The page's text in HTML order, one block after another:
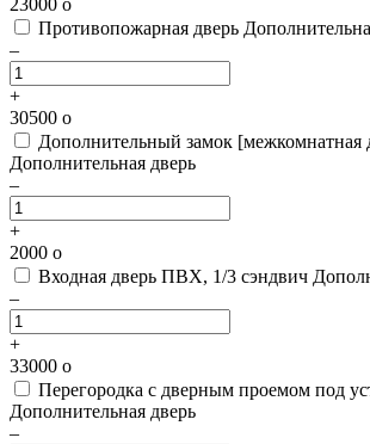
Противопожарная дверь
–
+
30500 o
Дополнительный замок [межкомнатная
Дополнительная дверь
–
+
2000 o
Входная дверь ПВХ, 1/3 сэндвич
–
+
33000 o
Перегородка с дверным проемом под
Дополнительная дверь
–